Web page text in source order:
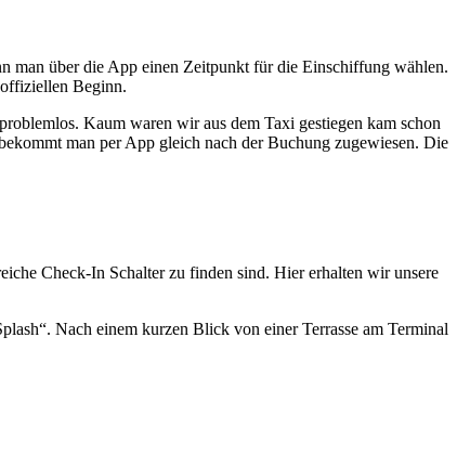
man über die App einen Zeitpunkt für die Einschiffung wählen.
Beginn.
Kaum waren wir aus dem Taxi gestiegen kam schon
man per App gleich nach der Buchung zugewiesen. Die
Check-In Schalter zu finden sind. Hier erhalten wir unsere
Nach einem kurzen Blick von einer Terrasse am Terminal